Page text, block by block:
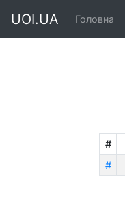
UOI.UA Головна
#
#